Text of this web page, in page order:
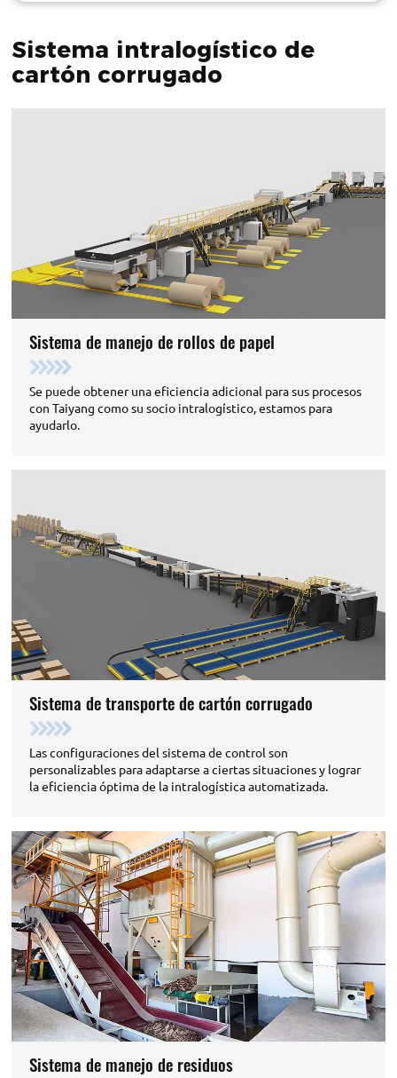
Sistema intralogístico de
cartón corrugado
Sistema de manejo de rollos de papel
Se puede obtener una eficiencia adicional para sus procesos
con Taiyang como su socio intralogístico, estamos para
ayudarlo.
Sistema de transporte de cartón corrugado
Las configuraciones del sistema de control son
personalizables para adaptarse a ciertas situaciones y lograr
la eficiencia óptima de la intralogística automatizada.
Sistema de manejo de residuos